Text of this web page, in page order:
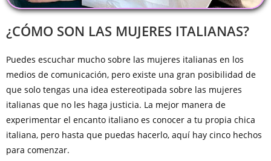
¿CÓMO SON LAS MUJERES ITALIANAS?
Puedes escuchar mucho sobre las mujeres italianas en los
medios de comunicación, pero existe una gran posibilidad de
que solo tengas una idea estereotipada sobre las mujeres
italianas que no les haga justicia. La mejor manera de
experimentar el encanto italiano es conocer a tu propia chica
italiana, pero hasta que puedas hacerlo, aquí hay cinco hechos
para comenzar.